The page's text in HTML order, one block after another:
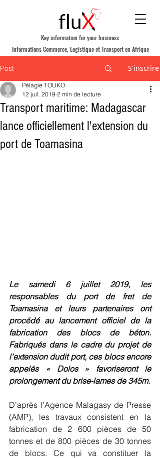
Informations Commerce, Logistique et Transport en Afrique
Key information for your business
Post S'inscrire
Transport maritime: Madagascar
lance officiellement l'extension du
port de Toamasina
Pélagie TOUKO
12 juil. 2019 2 min de lecture
Le samedi 6 juillet 2019, les
responsables du port de fret de
Toamasina et leurs partenaires ont
procédé au lancement officiel de la
fabrication des blocs de béton.
Fabriqués dans le cadre du projet de
l’extension dudit port, ces blocs encore
appelés « Dolos » favoriseront le
prolongement du brise-lames de 345m.
D’après l’Agence Malagasy de Presse
(AMP), les travaux consistent en la
fabrication de 2 600 pièces de 50
tonnes et de 800 pièces de 30 tonnes
de blocs. Ce qui va constituer la